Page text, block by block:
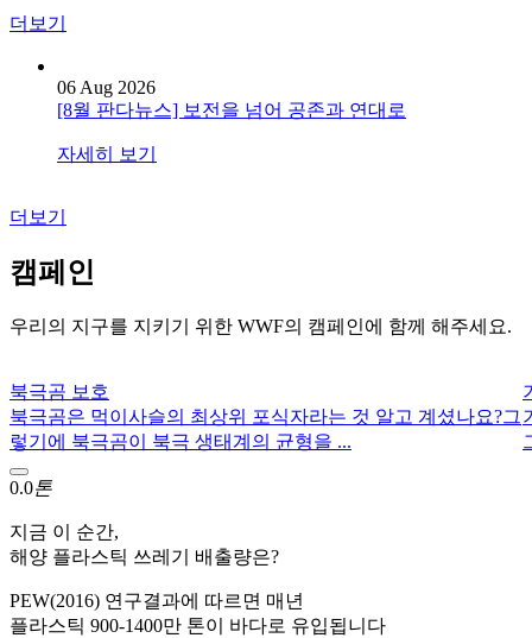
더보기
06 Aug 2026
[8월 판다뉴스] 보전을 넘어 공존과 연대로
자세히 보기
더보기
캠페인
우리의 지구를 지키기 위한 WWF의 캠페인에 함께 해주세요.
북극곰 보호
북극곰은 먹이사슬의 최상위 포식자라는 것 알고 계셨나요?그
렇기에 북극곰이 북극 생태계의 균형을 ...
0.0톤
지금 이 순간,
해양 플라스틱 쓰레기 배출량은?
PEW(2016) 연구결과에 따르면 매년
플라스틱 900-1400만 톤이 바다로 유입됩니다